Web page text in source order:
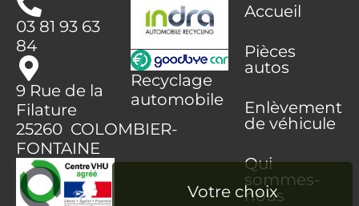
03 81 93 63
84
9 Rue de la
Filature
25260 COLOMBIER-
FONTAINE
Recyclage
automobile
Accueil
Pièces
autos
Enlèvement
de véhicule
Qui
sommes-
nous